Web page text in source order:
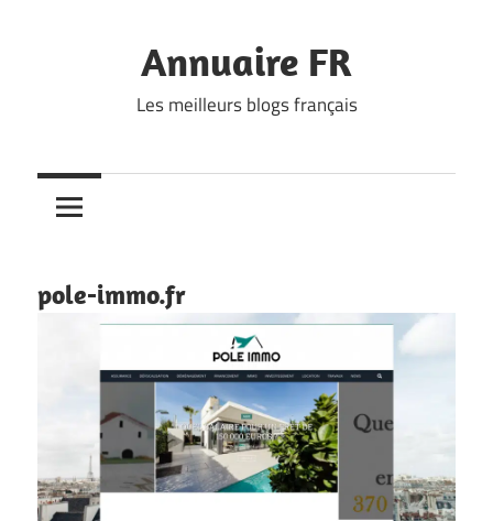
Annuaire FR
Les meilleurs blogs français
pole-immo.fr